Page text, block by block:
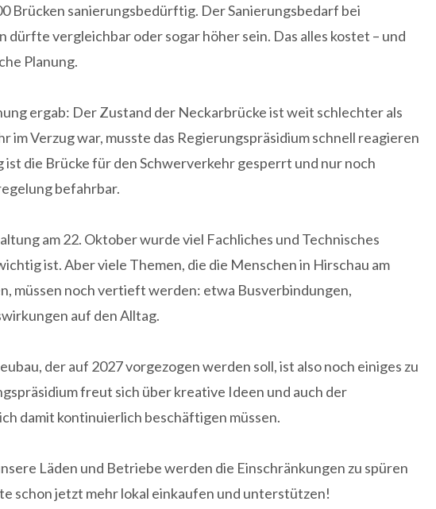
Brücken sanierungsbedürftig. Der Sanierungsbedarf bei
dürfte vergleichbar oder sogar höher sein. Das alles kostet – und
Planung.
ergab: Der Zustand der Neckarbrücke ist weit schlechter als
im Verzug war, musste das Regierungspräsidium schnell reagieren
ist die Brücke für den Schwerverkehr gesperrt und nur noch
befahrbar.
am 22. Oktober wurde viel Fachliches und Technisches
ist. Aber viele Themen, die die Menschen in Hirschau am
müssen noch vertieft werden: etwa Busverbindungen,
auf den Alltag.
der auf 2027 vorgezogen werden soll, ist also noch einiges zu
freut sich über kreative Ideen und auch der
damit kontinuierlich beschäftigen müssen.
Läden und Betriebe werden die Einschränkungen zu spüren
schon jetzt mehr lokal einkaufen und unterstützen!